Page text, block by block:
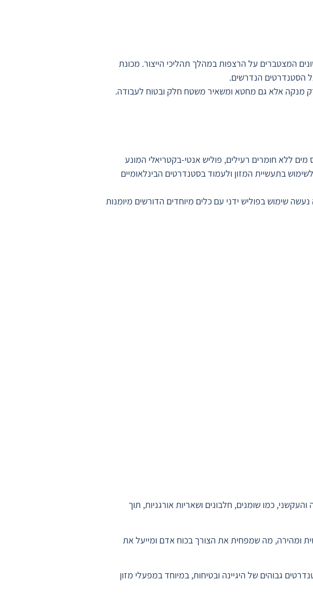
המצטברים על הרצפות במהלך תהליכי הייצור. מכונת
הסטנדרטים הנדרשים.
רק מנקה אלא גם מחטא ומשאיר משטח חלק ובטוח לעבודה.
מים ללא חומרים רעילים, פוליש אנטי-בקטריאלי המונע
בתעשיית המזון ולעמוד בסטנדרטים הבינלאומיים
שימוש בפוליש ידני עם כלים מיוחדים הדורשים מיומנות
כמו שומנים, חלבונים ושאריות אורגניות, תוך
ומהירה, מה שמפחית את הצורך בכוח אדם ומייעל את
גבוהים של היגיינה ובטיחות, במיוחד במפעלי מזון